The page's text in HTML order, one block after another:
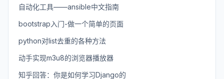
自动化工具——ansible中文指南
bootstrap入门-做一个简单的页面
python对list去重的各种方法
动手实现m3u8的浏览器播放器
知乎回答：你是如何学习Django的